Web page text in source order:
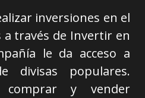
inversiones en el
a través de Invertir en
le da acceso a
divisas populares.
comprar y vender